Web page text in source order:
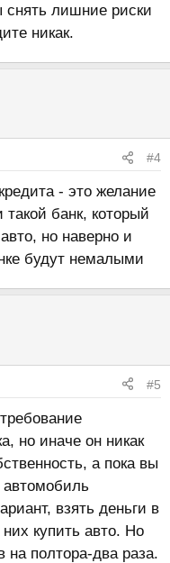
снять лишние риски
никак.
#4
- это желание
банк, который
но наверно и
будут немалыми
#5
но иначе он никак
а пока вы
автомобиль
взять деньги в
купить авто. Но
полтора-два раза.